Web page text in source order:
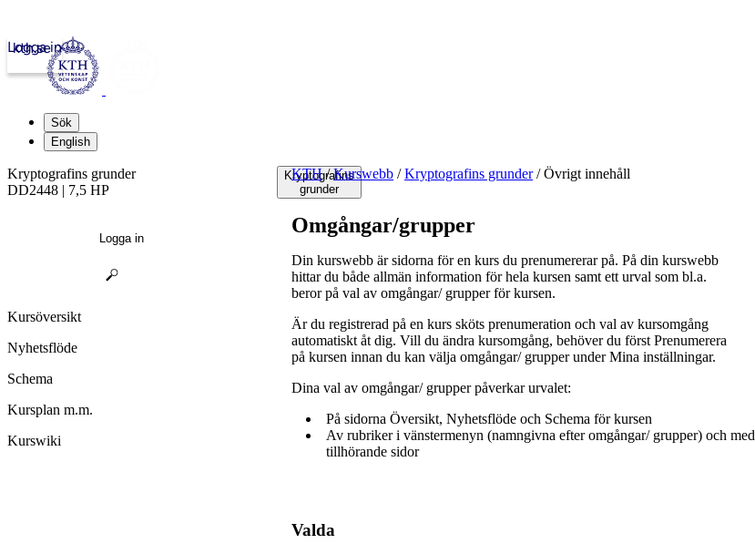
kth.se
Logga in
Sök
English
Kryptografins
grunder
KTH / Kurswebb / Kryptografins grunder /Övrigt innehåll
Omgångar/grupper
Din kurswebb är sidorna för en kurs du prenumererar på. På din kurswebb
hittar du både allmän information för hela kursen samt ett urval som bl.a.
beror på val av omgångar/ grupper för kursen.
Är du registrerad på en kurs sköts prenumeration och val av kursomgång
automatiskt åt dig. Vill du ändra kursomgång, behöver du först Prenumerera
på kursen innan du kan välja omgångar/ grupper under Mina inställningar.
Dina val av omgångar/ grupper påverkar urvalet:
På sidorna Översikt, Nyhetsflöde och Schema för kursen
Av rubriker i vänstermenyn (namngivna efter omgångar/ grupper) och med
tillhörande sidor
Valda
Kryptografins grunder
DD2448 | 7,5 HP
Logga in
Kursöversikt
Nyhetsflöde
Schema
Kursplan m.m.
Kurswiki